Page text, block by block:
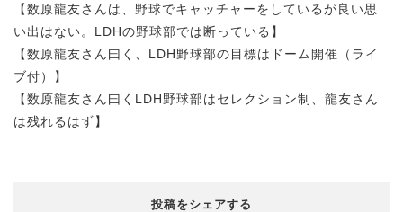
【数原龍友さんは、野球でキャッチャーをしているが良い思
い出はない。LDHの野球部では断っている】
【数原龍友さん曰く、LDH野球部の目標はドーム開催（ライ
ブ付）】
【数原龍友さん曰くLDH野球部はセレクション制、龍友さん
は残れるはず】
投稿をシェアする